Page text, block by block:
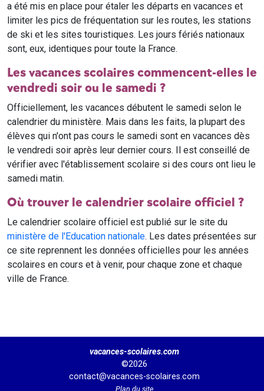
a été mis en place pour étaler les départs en vacances et
limiter les pics de fréquentation sur les routes, les stations
de ski et les sites touristiques. Les jours fériés nationaux
sont, eux, identiques pour toute la France.
Les vacances scolaires commencent-elles le
vendredi soir ou le samedi ?
Officiellement, les vacances débutent le samedi selon le
calendrier du ministère. Mais dans les faits, la plupart des
élèves qui n'ont pas cours le samedi sont en vacances dès
le vendredi soir après leur dernier cours. Il est conseillé de
vérifier avec l'établissement scolaire si des cours ont lieu le
samedi matin.
Où trouver le calendrier scolaire officiel ?
Le calendrier scolaire officiel est publié sur le site du
ministère de l'Education nationale. Les dates présentées sur
ce site reprennent les données officielles pour les années
scolaires en cours et à venir, pour chaque zone et chaque
ville de France.
vacances-scolaires.com
©2026
contact@vacances-scolaires.com
Plan du site